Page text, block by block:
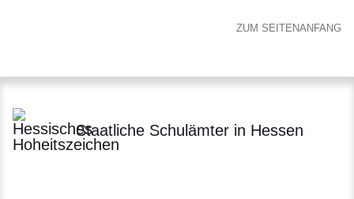
ZUM SEITENANFANG
Staatliche Schulämter in Hessen